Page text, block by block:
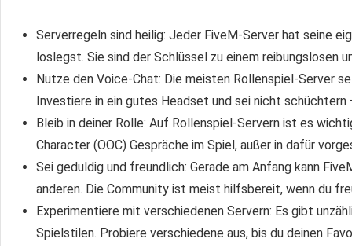
Serverregeln sind heilig: Jeder FiveM-Server hat seine
loslegst. Sie sind der Schlüssel zu einem reibungslosen
Nutze den Voice-Chat: Die meisten Rollenspiel-Server
Investiere in ein gutes Headset und sei nicht
Bleib in deiner Rolle: Auf Rollenspiel-Servern ist es
Character (OOC) Gespräche im Spiel, außer in dafür
Sei geduldig und freundlich: Gerade am Anfang kann
anderen. Die Community ist meist hilfsbereit, wenn du
Experimentiere mit verschiedenen Servern: Es gibt
Spielstilen. Probiere verschiedene aus, bis du deinen